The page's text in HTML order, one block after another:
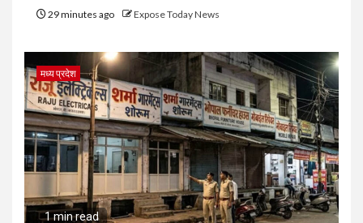
29 minutes ago Expose Today News
मध्य प्रदेश
1 min read